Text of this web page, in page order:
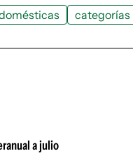
categorías
a julio